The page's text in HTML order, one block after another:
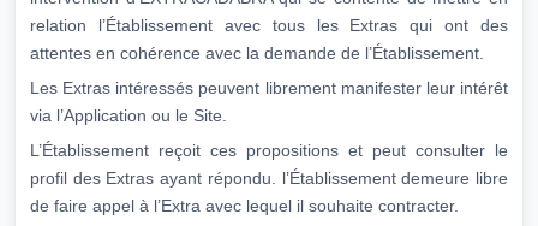
relation l’Établissement avec tous les Extras qui ont des
attentes en cohérence avec la demande de l’Établissement.
Les Extras intéressés peuvent librement manifester leur intérêt
via l’Application ou le Site.
L’Établissement reçoit ces propositions et peut consulter le
profil des Extras ayant répondu. l’Établissement demeure libre
de faire appel à l’Extra avec lequel il souhaite contracter.